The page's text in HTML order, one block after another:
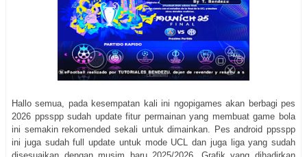
Hallo semua, pada kesempatan kali ini ngopigames akan berbagi pes
2026 ppsspp sudah update fitur permainan yang membuat game bola
ini semakin rekomended sekali untuk dimainkan. Pes android ppsspp
ini juga sudah full update untuk mode UCL dan juga liga yang sudah